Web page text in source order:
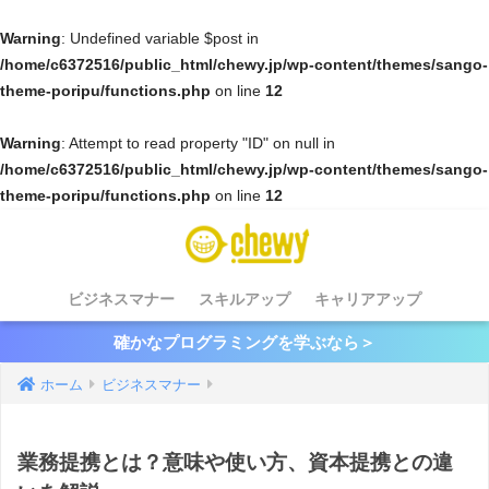
Warning: Undefined variable $post in
/home/c6372516/public_html/chewy.jp/wp-content/themes/sango-
theme-poripu/functions.php on line 12
Warning: Attempt to read property "ID" on null in
/home/c6372516/public_html/chewy.jp/wp-content/themes/sango-
theme-poripu/functions.php on line 12
ビジネスマナー スキルアップ キャリアアップ
確かなプログラミングを学ぶなら＞
ホーム ビジネスマナー
業務提携とは？意味や使い方、資本提携との違